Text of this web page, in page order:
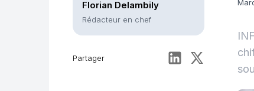
Florian Delambily
Rédacteur en chef
Partager